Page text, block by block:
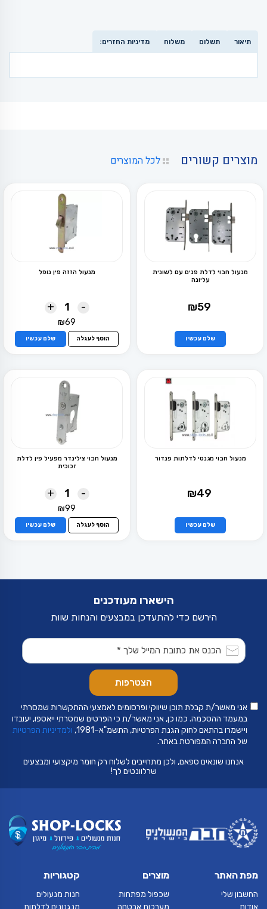
תיאור תשלום משלוח מדיניות החזרים:
מוצרים קשורים לכל המוצרים
מנעול חבוי לדלת פנים עם לשונית
עליונה
₪59
שלם עכשיו
למוצר
זה
יש
את
האפשרויות
בעמוד
המוצר
מנעול הזזה פין נופל
-
+
₪69
הוסף לעגלה שלם עכשיו
מנעול חבוי מגנטי לדלתות פנדור
₪49
שלם עכשיו
למוצר
זה
יש
את
מנעול חבוי צילינדר מפעיל פין לדלת
זכוכית
-
+
₪99
הוסף לעגלה שלם עכשיו
הישארו מעודכנים
הירשם כדי להתעדכן במבצעים והנחות שוות
אני מאשר/ת קבלת תוכן שיווקי ופרסומים לאמצעי ההתקשרות שמסרתי
במעמד ההסכמה. כמו כן, אני מאשר/ת כי הפרטים שמסרתי ייאספו, יעובדו
ויישמרו בהתאם לחוק הגנת הפרטיות, התשמ"א–1981,
ולמדיניות הפרטיות
של החברה המפורטת באתר.
אנחנו שונאים ספאם, ולכן מתחייבים לשלוח רק חומר מיקצועי ומבצעים
שרלוונטים לך!
מפת האתר
החשבון שלי
מוצרים
שכפול מפתחות
קטגוריות
חנות מנעולים